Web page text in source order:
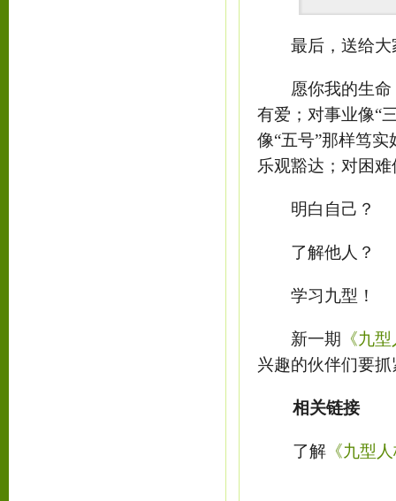
最后，送给大
愿你我的生命，
有爱；对事业像“
像“五号”那样笃
乐观豁达；对困
明白自己？
了解他人？
学习九型！
新一期 《九
兴趣的伙伴们要抓
相关链接
了解 《九型